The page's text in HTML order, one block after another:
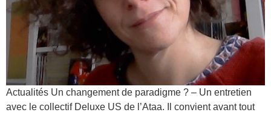
Actualités Un changement de paradigme ? – Un entretien
avec le collectif Deluxe US de l’Ataa. Il convient avant tout